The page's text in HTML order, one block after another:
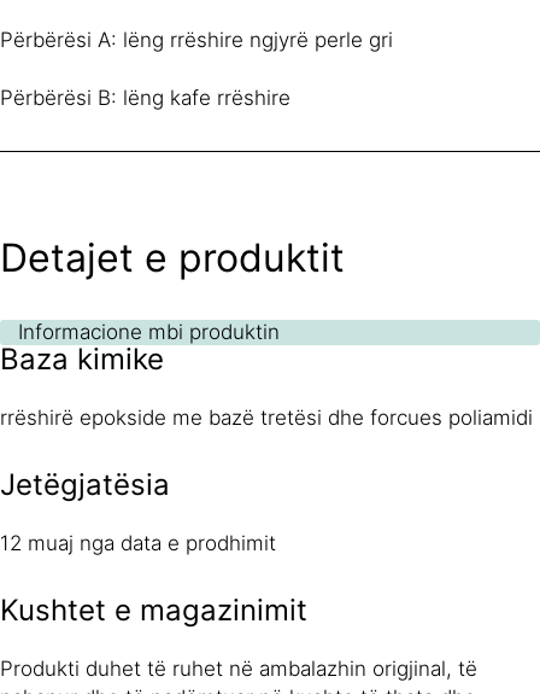
Përbërësi A: lëng rrëshire ngjyrë perle gri
Përbërësi B: lëng kafe rrëshire
Detajet e produktit
Informacione mbi produktin
Baza kimike
rrëshirë epokside me bazë tretësi dhe forcues poliamidi
Jetëgjatësia
12 muaj nga data e prodhimit
Kushtet e magazinimit
Produkti duhet të ruhet në ambalazhin origjinal, të